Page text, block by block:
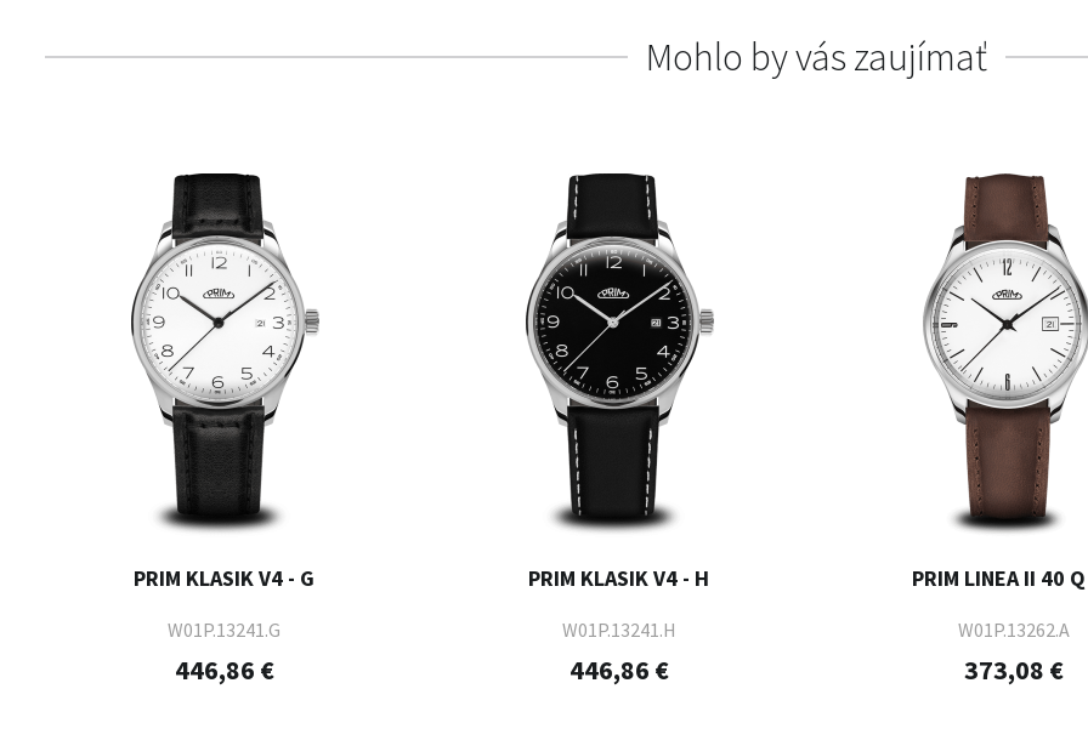
Mohlo by vás zaujímať
PRIM KLASIK V4 - G
W01P.13241.G
446,86 €
PRIM KLASIK V4 - H
W01P.13241.H
446,86 €
PRIM LINEA II 40
W01P.13262.A
373,08 €